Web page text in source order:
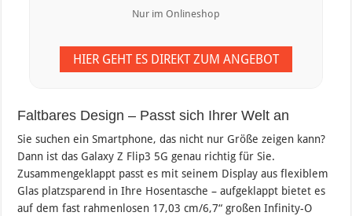
Nur im Onlineshop
HIER GEHT ES DIREKT ZUM ANGEBOT
Faltbares Design – Passt sich Ihrer Welt an
Sie suchen ein Smartphone, das nicht nur Größe zeigen kann?
Dann ist das Galaxy Z Flip3 5G genau richtig für Sie.
Zusammengeklappt passt es mit seinem Display aus flexiblem
Glas platzsparend in Ihre Hosentasche – aufgeklappt bietet es
auf dem fast rahmenlosen 17,03 cm/6,7“ großen Infinity-O